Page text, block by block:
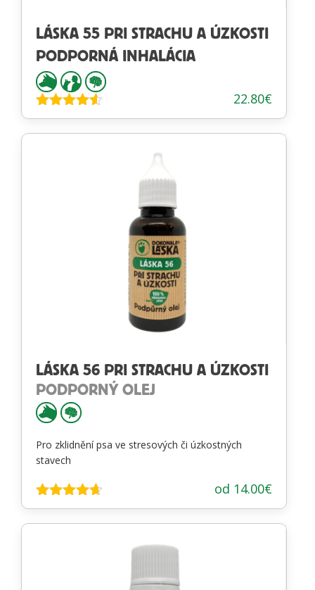
LÁSKA 55 PRI STRACHU A ÚZKOSTI
PODPORNÁ INHALÁCIA
Hodnotenie
4.50z 5
22.80€
LÁSKA 56 PRI STRACHU A ÚZKOSTI
PODPORNÝ OLEJ
Pro zklidnění psa ve stresových či úzkostných
stavech
Hodnotenie
4.59z 5
od 14.00€